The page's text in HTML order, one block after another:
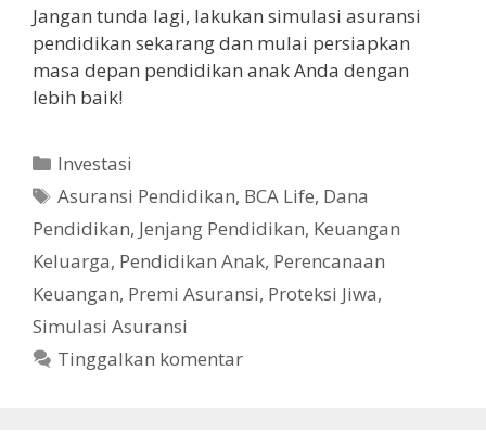
Jangan tunda lagi, lakukan simulasi asuransi
pendidikan sekarang dan mulai persiapkan
masa depan pendidikan anak Anda dengan
lebih baik!
Kategori
Investasi
Tag
Asuransi Pendidikan, BCA Life, Dana
Pendidikan, Jenjang Pendidikan, Keuangan
Keluarga, Pendidikan Anak, Perencanaan
Keuangan, Premi Asuransi, Proteksi Jiwa,
Simulasi Asuransi
Tinggalkan komentar